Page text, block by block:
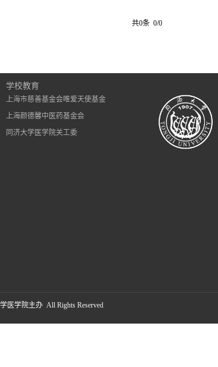
共0条 0/0
学校教育
上海市慈善基金会唯爱天使基金
上海颜德馨中医药基金会
同济大学医学院关工委
医学院主办 All Rights Reserved